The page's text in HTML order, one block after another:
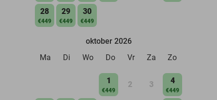
28
€449
29
€449
30
€449
oktober 2026
Ma
Di Wo Do Vr Za Zo
1
€449
2 3 4
€449